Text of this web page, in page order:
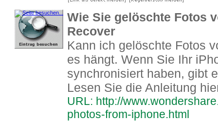
Wie Sie gelöschte Fotos
Recover
Kann ich gelöschte Fotos
es hängt. Wenn Sie Ihr
synchronisiert haben, gibt
Lesen Sie die Anleitung
URL: http://
photos-from-iphone.html